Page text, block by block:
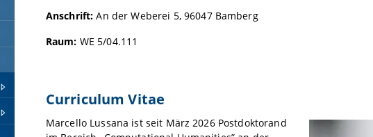
Anschrift: An der Weberei 5, 96047 Bamberg
Raum: WE 5/04.111
Curriculum Vitae
Marcello Lussana ist seit März 2026 Postdoktorand